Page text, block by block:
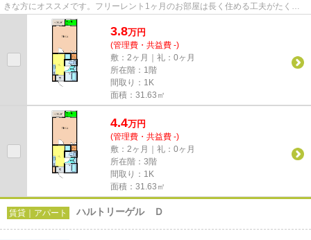
きな方にオススメです。フリーレント1ヶ月のお部屋は長く住める工夫がたくさ
んあります。賃料4万円のアパ...
3.8万円
(管理費・共益費 -)
敷：2ヶ月｜礼：0ヶ月
所在階：1階
間取り：1K
面積：31.63㎡
4.4万円
(管理費・共益費 -)
敷：2ヶ月｜礼：0ヶ月
所在階：3階
間取り：1K
面積：31.63㎡
賃貸｜アパート ハルトリーゲル Ｄ